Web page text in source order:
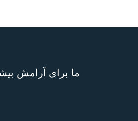
ما برای آرامش